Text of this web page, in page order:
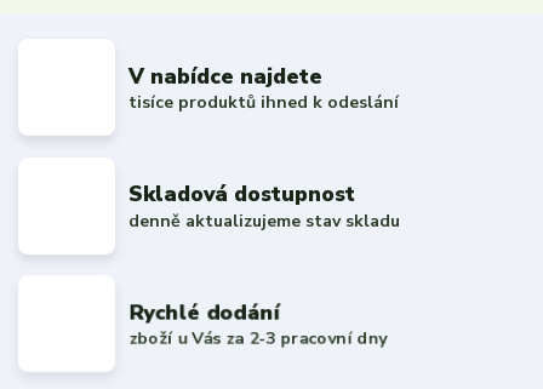
V nabídce najdete
tisíce produktů ihned k odeslání
Skladová dostupnost
denně aktualizujeme stav skladu
Rychlé dodání
zboží u Vás za 2-3 pracovní dny